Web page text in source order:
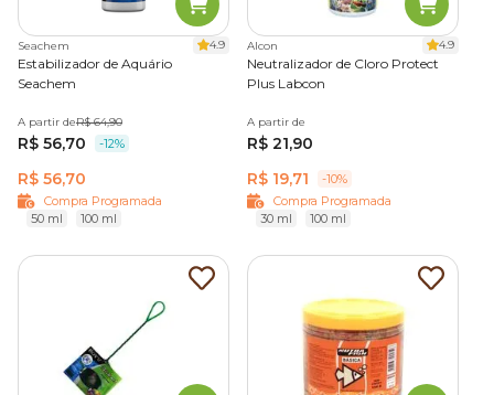
Seachem 4.9
Estabilizador de Aquário
Seachem
A partir deR$ 64,90
R$ 56,70 -12%
R$ 56,70
Compra Programada
50 ml
100 ml
Alcon 4.9
Neutralizador de Cloro Protect
Plus Labcon
A partir de
R$ 21,90
R$ 19,71
-10%
Compra Programada
30 ml
100 ml